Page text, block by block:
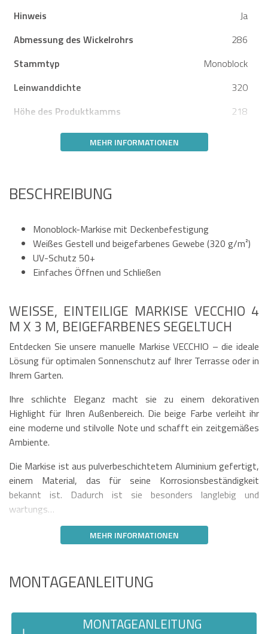
Hinweis
Ja
Abmessung des Wickelrohrs
286
Stammtyp
Monoblock
Leinwanddichte
320
Höhe des Produktkamms
218
MEHR INFORMATIONEN
BESCHREIBUNG
Monoblock-Markise mit Deckenbefestigung
Weißes Gestell und beigefarbenes Gewebe (320 g/m²)
UV-Schutz 50+
Einfaches Öffnen und Schließen
WEISSE, EINTEILIGE MARKISE VECCHIO 4 M
X 3 M, BEIGEFARBENES SEGELTUCH
Entdecken Sie unsere manuelle Markise VECCHIO – die ideale
Lösung für optimalen Sonnenschutz auf Ihrer Terrasse oder in
Ihrem Garten.
Ihre schlichte Eleganz macht sie zu einem dekorativen
Highlight für Ihren Außenbereich. Die beige Farbe verleiht ihr
eine moderne und stilvolle Note und schafft ein zeitgemäßes
Ambiente.
Die Markise ist aus pulverbeschichtetem Aluminium gefertigt,
einem Material, das für seine Korrosionsbeständigkeit
bekannt ist. Dadurch ist sie besonders langlebig und
wartungs…
MEHR INFORMATIONEN
MONTAGEANLEITUNG
MONTAGEANLEITUNG